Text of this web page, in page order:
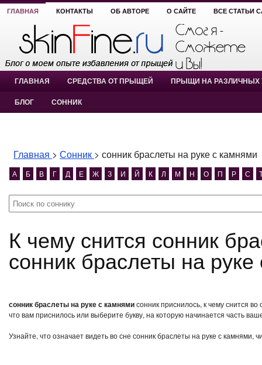
ГЛАВНАЯ КОНТАКТЫ ОБ АВТОРЕ О САЙТЕ ВСЕ СТАТЬИ
ГЛАВНАЯ СРЕДСТВА ОТ ПРЫЩЕЙ ПРЫЩИ НА РАЗЛИЧНЫХ
БЛОГ СОННИК
Главная > Сонник > сонник браслеты на руке с камнями
А Б В Г Д Е Ж З И Й К Л М Н О П Р С
К чему снится сонник браслеты на руке с камнями?
сонник браслеты на
сонник браслеты на руке с камнямисонник приснилось, к чему снится
что вам приснилось или выберите букву, на которую начинается часть
Узнайте, что означает видеть во сне сонник браслеты на руке с камнями,